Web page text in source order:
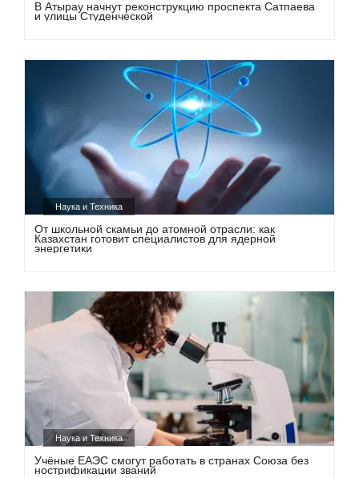
В Атырау начнут реконструкцию проспекта Сатпаева
и улицы Студенческой
Наука и Техника
От школьной скамьи до атомной отрасли: как
Казахстан готовит специалистов для ядерной
энергетики
Наука и Техника
Учёные ЕАЭС смогут работать в странах Союза без
нострификации званий